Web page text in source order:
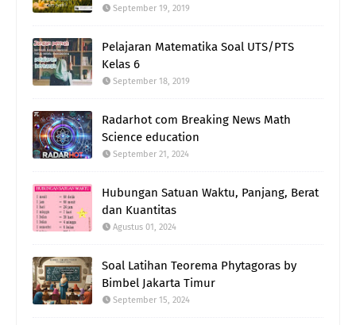
September 19, 2019
Pelajaran Matematika Soal UTS/PTS
Kelas 6
September 18, 2019
Radarhot com Breaking News Math
Science education
September 21, 2024
Hubungan Satuan Waktu, Panjang, Berat
dan Kuantitas
Agustus 01, 2024
Soal Latihan Teorema Phytagoras by
Bimbel Jakarta Timur
September 15, 2024